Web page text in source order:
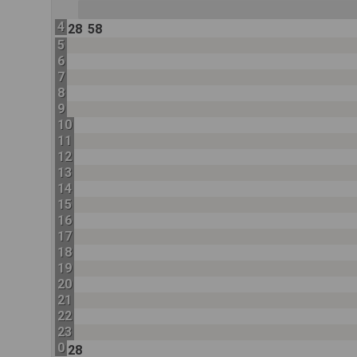
4 28 58
5
6
7
8
9
10
11
12
13
14
15
16
17
18
19
20
21
22
23
0 28